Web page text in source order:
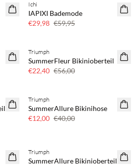
SAVE20
Ichi
IAPIXI Bademode
€29,98 €59,95
SAVE20
Triumph
SummerFleur Bikinioberteil
€22,40 €56,00
SAVE20
Triumph
SummerAllure Bikinihose
€12,00 €40,00
SAVE20
Triumph
SummerAllure Bikinioberteil